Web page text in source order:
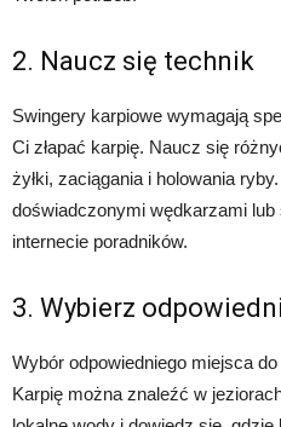
2. Naucz się technik
Swingery karpiowe wymagają
Ci złapać karpię. Naucz się
żyłki, zaciągania i holowania
doświadczonymi wędkarzami
internecie poradników.
3. Wybierz
Wybór odpowiedniego miejsca
Karpię można znaleźć w